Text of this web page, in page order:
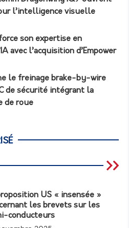
l’intelligence visuelle
son expertise en
avec l’acquisition d’Empower
le freinage brake-by-wire
de sécurité intégrant la
de roue
US « insensée »
les brevets sur les
conducteurs